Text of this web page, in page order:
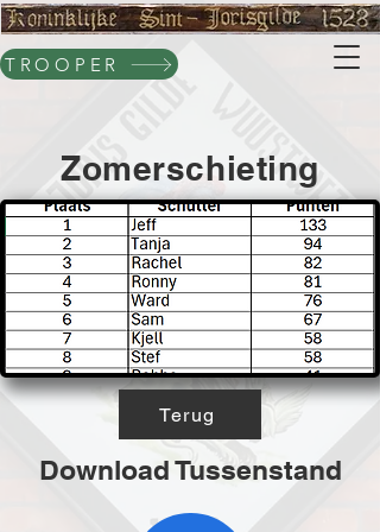
TROOPER
Zomerschieting
Terug
Download Tussenstand